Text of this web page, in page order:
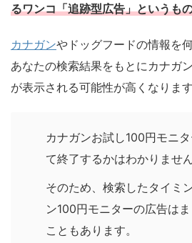
るワンコ「追跡型広告」というも
カナガンやドッグフードの情報を
あなたの検索結果をもとにカナガ
が表示される可能性が高くなります
カナガンお試し100円モニ
て終了するかはわかりません
そのため、検索したタイミ
ン100円モニターの広告は
こともあります。